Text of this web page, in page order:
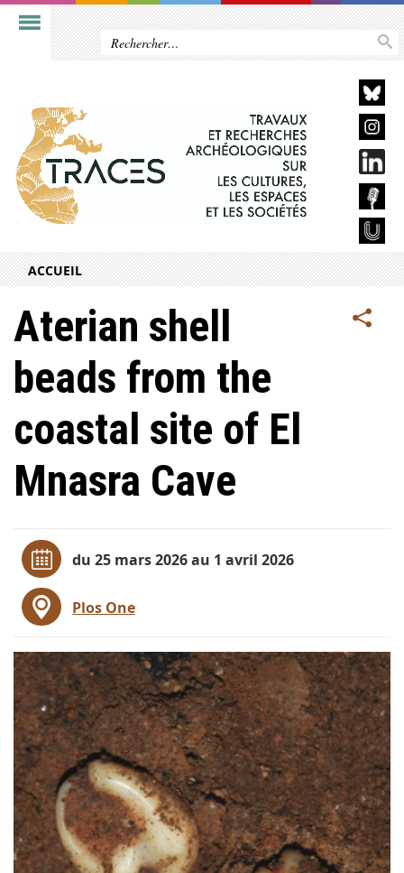
ACCUEIL
Aterian shell
beads from the
coastal site of El
Mnasra Cave
du 25 mars 2026 au 1 avril 2026
Plos One